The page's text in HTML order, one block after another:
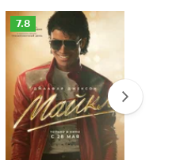
Рейтинг
Кинопоиска
7.8